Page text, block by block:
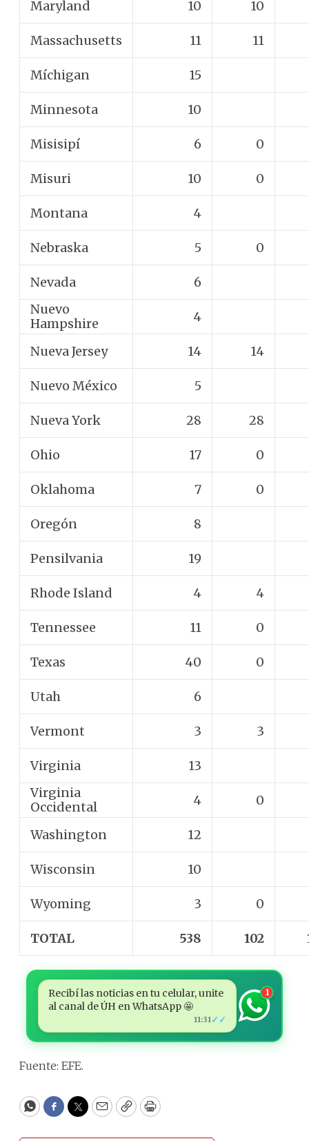
Maryland 10 10
Massachusetts 11 11
Míchigan 15
Minnesota 10
Misisipí 6 0
Misuri 10 0
Montana 4
Nebraska 5 0
Nevada
6
Nuevo
Hampshire
4
Nueva Jersey 14 14
Nuevo México 5
Nueva York 28 28
Ohio 17 0
Oklahoma 7 0
Oregón 8
Pensilvania 19
Rhode Island 4 4
Tennessee 11 0
Texas 40 0
Utah 6
Vermont 3 3
Virginia
13
Virginia
Occidental
4 0
Washington 12
Wisconsin 10
Wyoming 3 0
TOTAL 538 102
Recibí las noticias en tu celular, unite
al canal de ÚH en WhatsApp 🤩
11:31 ✓✓
1
Fuente: EFE.
WhatsApp
Facebook
Twitter
EmailCopyPrint